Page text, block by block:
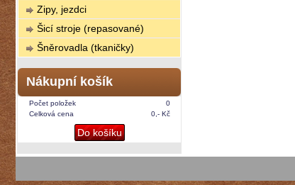
Zipy, jezdci
Šicí stroje (repasované)
Šněrovadla (tkaničky)
Nákupní košík
Počet položek
0
Celková cena
0,- Kč
Do košíku